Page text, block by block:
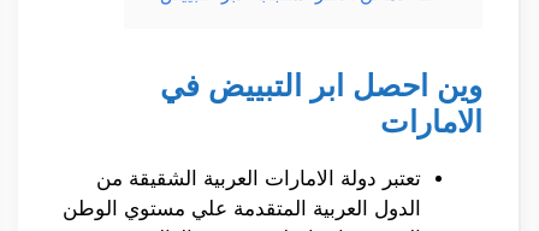
وين احصل ابر التبييض في
الامارات
تعتبر دولة الامارات العربية الشقيقة من
الدول العربية المتقدمة علي مستوي الوطن